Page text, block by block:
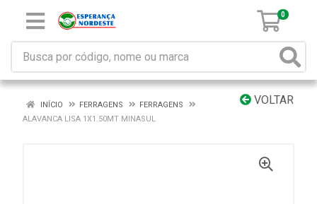
0
VOLTAR
INÍCIO FERRAGENS
FERRAGENS
ALAVANCA LISA 1X1.50MT MINASUL